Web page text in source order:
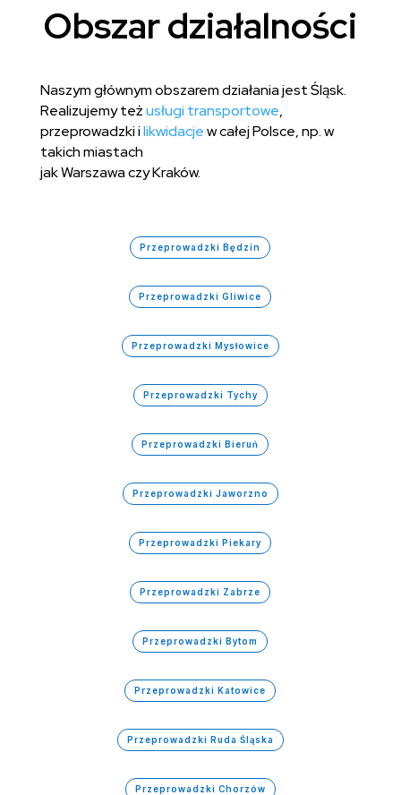
Obszar działalności
Naszym głównym obszarem działania jest Śląsk.
Realizujemy teżusługi transportowe,
przeprowadzki ilikwidacjew całej Polsce, np. w
takich miastach
jak Warszawa czy Kraków.
Przeprowadzki Będzin
Przeprowadzki Gliwice
Przeprowadzki Mysłowice
Przeprowadzki Tychy
Przeprowadzki Bieruń
Przeprowadzki Jaworzno
Przeprowadzki Piekary
Przeprowadzki Zabrze
Przeprowadzki Bytom
Przeprowadzki Katowice
Przeprowadzki Ruda Śląska
Przeprowadzki Chorzów